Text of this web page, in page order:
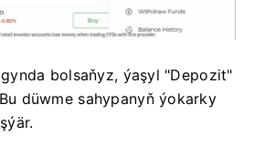
bolsaňyz, ýaşyl "Depozit"
düwme sahypanyň ýokarky